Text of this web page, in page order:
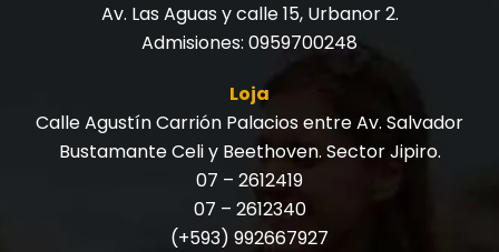
Av. Las Aguas y calle 15, Urbanor 2.
Admisiones: 0959700248
Loja
Calle Agustín Carrión Palacios entre Av. Salvador
Bustamante Celi y Beethoven. Sector Jipiro.
07 – 2612419
07 – 2612340
(+593) 992667927